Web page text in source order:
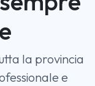
la provincia
e